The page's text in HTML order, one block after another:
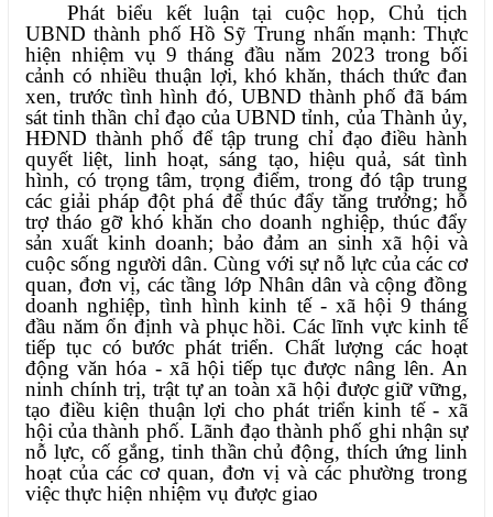
Phát biểu kết luận tại cuộc họp, Chủ tịch
UBND thành phố Hồ Sỹ Trung nhấn mạnh: Thực
hiện nhiệm vụ 9 tháng đầu năm 2023 trong bối
cảnh có nhiều thuận lợi, khó khăn, thách thức đan
xen, trước tình hình đó, UBND thành phố đã bám
sát tinh thần chỉ đạo của UBND tỉnh, của Thành ủy,
HĐND thành phố để tập trung chỉ đạo điều hành
quyết liệt, linh hoạt, sáng tạo, hiệu quả, sát tình
hình, có trọng tâm, trọng điểm, trong đó tập trung
các giải pháp đột phá để thúc đẩy tăng trưởng; hỗ
trợ tháo gỡ khó khăn cho doanh nghiệp, thúc đẩy
sản xuất kinh doanh; bảo đảm an sinh xã hội và
cuộc sống người dân. Cùng với sự nỗ lực của các cơ
quan, đơn vị, các tầng lớp Nhân dân và cộng đồng
doanh nghiệp, tình hình kinh tế - xã hội 9 tháng
đầu năm ổn định và phục hồi. Các lĩnh vực kinh tế
tiếp tục có bước phát triển. Chất lượng các hoạt
động văn hóa - xã hội tiếp tục được nâng lên. An
ninh chính trị, trật tự an toàn xã hội được giữ vững,
tạo điều kiện thuận lợi cho phát triển kinh tế - xã
hội của thành phố. Lãnh đạo thành phố ghi nhận sự
nỗ lực, cố gắng, tinh thần chủ động, thích ứng linh
hoạt của các cơ quan, đơn vị và các phường trong
việc thực hiện nhiệm vụ được giao